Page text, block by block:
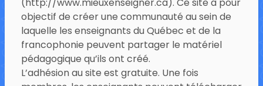
objectif de créer une communauté au sein de
laquelle les enseignants du Québec et de la
francophonie peuvent partager le matériel
pédagogique qu’ils ont créé.
L’adhésion au site est gratuite. Une fois